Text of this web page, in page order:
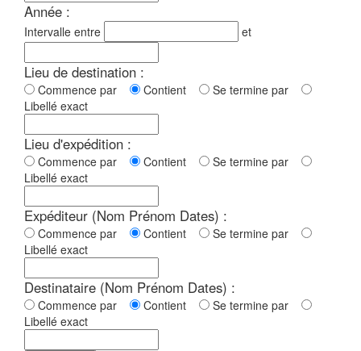
Année :
Intervalle entre et
Lieu de destination :
Commence par Contient
Se termine par
Libellé exact
Lieu d'expédition :
Commence par Contient
Se termine par
Libellé exact
Expéditeur (Nom Prénom Dates) :
Commence par Contient
Se termine par
Libellé exact
Destinataire (Nom Prénom Dates) :
Commence par Contient
Se termine par
Libellé exact